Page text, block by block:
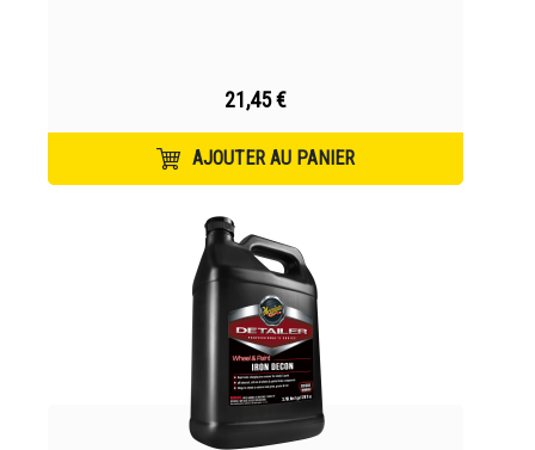
21,45 €
AJOUTER AU PANIER